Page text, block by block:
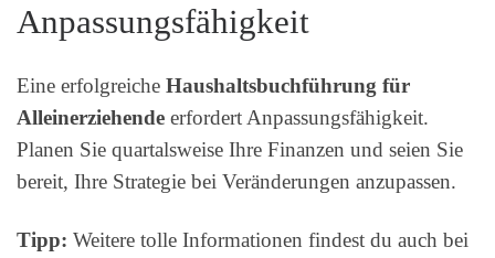
Anpassungsfähigkeit
Eine erfolgreiche Haushaltsbuchführung für
Alleinerziehende erfordert Anpassungsfähigkeit.
Planen Sie quartalsweise Ihre Finanzen und seien Sie
bereit, Ihre Strategie bei Veränderungen anzupassen.
Tipp: Weitere tolle Informationen findest du auch bei